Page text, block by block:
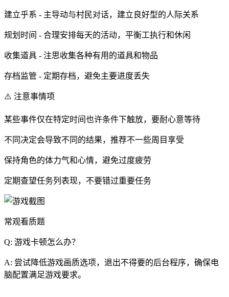
建立乎系 - 主导动与村民对话，建立良好型的人际关系
规划时间 - 合理安排每天的活动，平衡工执行和休闲
收集道具 - 注思收集各种有用的道具和物品
存档监管 - 定期存档，避免主要进度丢失
⚠️ 注意事情项
某些事件仅在特定时间也许条件下触放，要耐心意等待
不同决定会导致不同的结果，推荐不一些周目享受
保持角色的体力气和心情，避免过度疲劳
定期查望任务列表现，不要错过重要任务
常观看质题
Q: 游戏卡顿怎么办？
A: 尝试降低游戏画质选项，退出不得要的后台程序，确保电
脑配置满足游戏要求。